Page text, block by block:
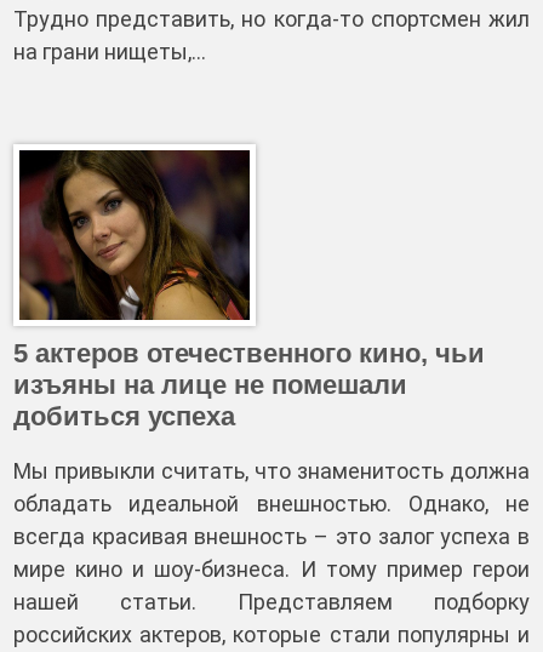
Трудно представить, но когда-то спортсмен жил
на грани нищеты,…
5 актеров отечественного кино, чьи
изъяны на лице не помешали
добиться успеха
Мы привыкли считать, что знаменитость должна
обладать идеальной внешностью. Однако, не
всегда красивая внешность – это залог успеха в
мире кино и шоу-бизнеса. И тому пример герои
нашей статьи. Представляем подборку
российских актеров, которые стали популярны и